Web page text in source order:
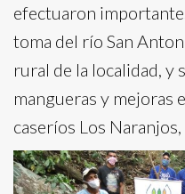
efectuaron
toma del río San
rural de la localidad, y
mangueras y mejoras
caseríos Los Naranjos,